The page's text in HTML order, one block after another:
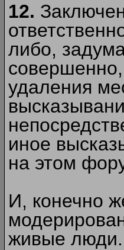
12.
либо,
удаления
иное
на этом
И, конечно
живые люди.